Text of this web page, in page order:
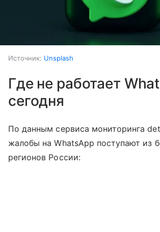
Источник: Unsplash
Где не работает
сегодня
По данным сервиса мониторинга
жалобы на WhatsApp поступают из
регионов России: